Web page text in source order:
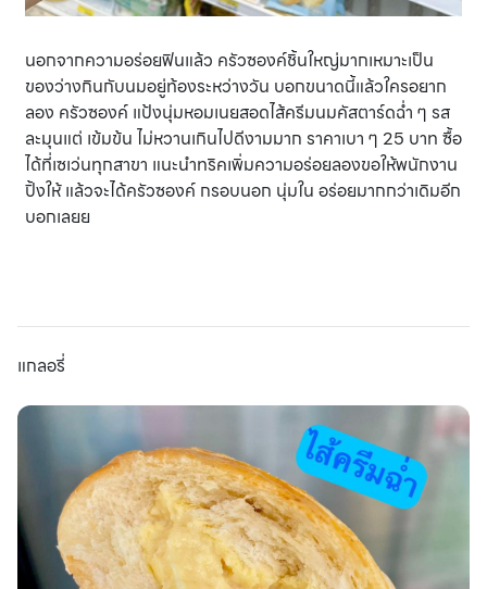
นอกจากความอร่อยฟินแล้ว ครัวซองค์ชิ้นใหญ่มากเหมาะเป็น
ของว่างกินกับนมอยู่ท้องระหว่างวัน บอกขนาดนี้แล้วใครอยาก
ลอง ครัวซองค์ แป้งนุ่มหอมเนยสอดไส้ครีมนมคัสตาร์ดฉ่ำ ๆ รส
ละมุนแต่ เข้มข้น ไม่หวานเกินไปดีงามมาก ราคาเบา ๆ 25 บาท ซื้อ
ได้ที่เซเว่นทุกสาขา แนะนำทริคเพิ่มความอร่อยลองขอให้พนักงาน
ปิ้งให้ แล้วจะได้ครัวซองค์ กรอบนอก นุ่มใน อร่อยมากกว่าเดิมอีก
บอกเลยย
แกลอรี่